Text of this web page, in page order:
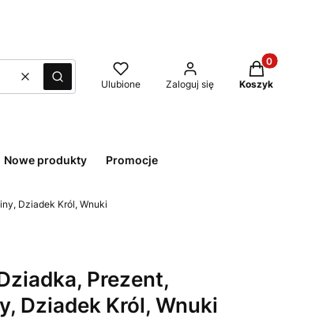
WyczyśćSzukaj Ulubione Zaloguj się
Produkty w
Koszyk
Nowe produkty Promocje
Dziadek Król, Wnuki
Prezent,
Dziadek Król, Wnuki